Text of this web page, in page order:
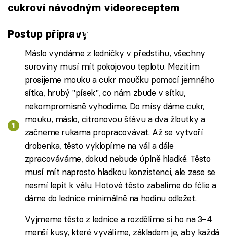
cukroví návodným videoreceptem
Failed to fetch
Postup přípravy
Máslo vyndáme z ledničky v předstihu, všechny
suroviny musí mít pokojovou teplotu. Mezitím
prosijeme mouku a cukr moučku pomocí jemného
sítka, hrubý "písek", co nám zbude v sítku,
nekompromisně vyhodíme. Do mísy dáme cukr,
mouku, máslo, citronovou šťávu a dva žloutky a
začneme rukama propracovávat. Až se vytvoří
drobenka, těsto vyklopíme na vál a dále
zpracováváme, dokud nebude úplně hladké. Těsto
musí mít naprosto hladkou konzistenci, ale zase se
nesmí lepit k válu. Hotové těsto zabalíme do fólie a
dáme do lednice minimálně na hodinu odležet.
Vyjmeme těsto z lednice a rozdělíme si ho na 3–4
menší kusy, které vyválíme, základem je, aby každá